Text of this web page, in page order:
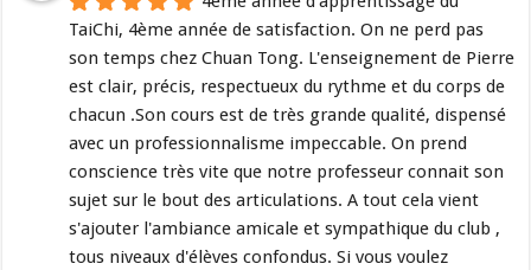
TaiChi, 4ème année de satisfaction. On ne perd pas
son temps chez Chuan Tong. L'enseignement de Pierre
est clair, précis, respectueux du rythme et du corps de
chacun .Son cours est de très grande qualité, dispensé
avec un professionnalisme impeccable. On prend
conscience très vite que notre professeur connait son
sujet sur le bout des articulations. A tout cela vient
s'ajouter l'ambiance amicale et sympathique du club ,
tous niveaux d'élèves confondus. Si vous voulez